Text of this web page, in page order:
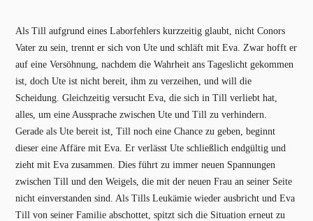
Als Till aufgrund eines Laborfehlers kurzzeitig glaubt, nicht Conors
Vater zu sein, trennt er sich von Ute und schläft mit Eva. Zwar hofft er
auf eine Versöhnung, nachdem die Wahrheit ans Tageslicht gekommen
ist, doch Ute ist nicht bereit, ihm zu verzeihen, und will die
Scheidung. Gleichzeitig versucht Eva, die sich in Till verliebt hat,
alles, um eine Aussprache zwischen Ute und Till zu verhindern.
Gerade als Ute bereit ist, Till noch eine Chance zu geben, beginnt
dieser eine Affäre mit Eva. Er verlässt Ute schließlich endgültig und
zieht mit Eva zusammen. Dies führt zu immer neuen Spannungen
zwischen Till und den Weigels, die mit der neuen Frau an seiner Seite
nicht einverstanden sind. Als Tills Leukämie wieder ausbricht und Eva
Till von seiner Familie abschottet, spitzt sich die Situation erneut zu